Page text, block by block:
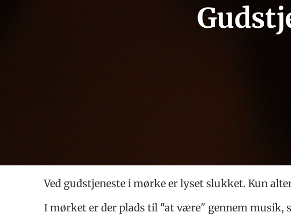
Ved gudstjeneste i mørke er lyset slukket. Kun
I mørket er der plads til "at være" gennem